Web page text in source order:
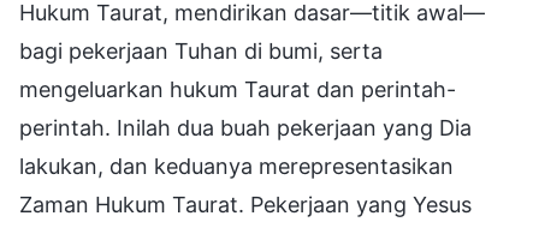
Hukum Taurat, mendirikan dasar—titik awal—
bagi pekerjaan Tuhan di bumi, serta
mengeluarkan hukum Taurat dan perintah-
perintah. Inilah dua buah pekerjaan yang Dia
lakukan, dan keduanya merepresentasikan
Zaman Hukum Taurat. Pekerjaan yang Yesus